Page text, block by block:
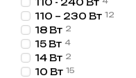
110 – 230 Вт 12
18 Вт 2
15 Вт 4
14 Вт 2
10 Вт 15